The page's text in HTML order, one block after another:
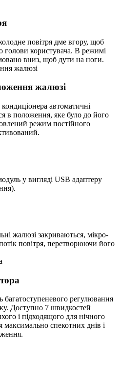
повітря дме вгору, щоб
користувача. В режимі
вниз, щоб дути на ноги.
жалюзі
автоматичні
в положення, яке було до його
режим постійного
у вигляді USB адаптеру
жалюзі закриваються, мікро-
повітря, перетворюючи його
регулювання
Доступно 7 швидкостей
і підходящого для нічного
максимально спекотних днів і